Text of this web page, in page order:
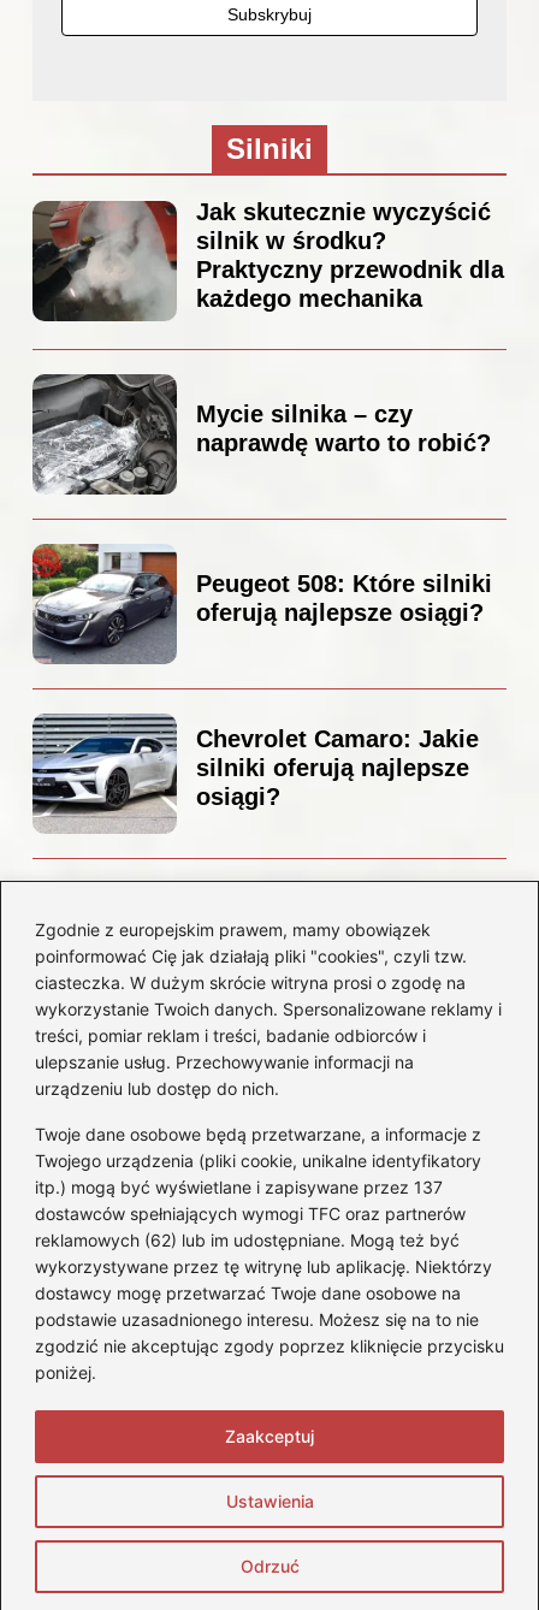
Zgodnie z europejskim prawem, mamy obowiązek
poinformować Cię jak działają pliki "cookies", czyli tzw.
ciasteczka. W dużym skrócie witryna prosi o zgodę na
wykorzystanie Twoich danych. Spersonalizowane reklamy i
treści, pomiar reklam i treści, badanie odbiorców i
ulepszanie usług. Przechowywanie informacji na
urządzeniu lub dostęp do nich.
Twoje dane osobowe będą przetwarzane, a informacje z
Twojego urządzenia (pliki cookie, unikalne identyfikatory
itp.) mogą być wyświetlane i zapisywane przez 137
dostawców spełniających wymogi TFC oraz partnerów
reklamowych (62) lub im udostępniane. Mogą też być
wykorzystywane przez tę witrynę lub aplikację. Niektórzy
dostawcy mogę przetwarzać Twoje dane osobowe na
podstawie uzasadnionego interesu. Możesz się na to nie
zgodzić nie akceptując zgody poprzez kliknięcie przycisku
poniżej.
Ustawienia
Odrzuć
Zaakceptuj
Silniki
Jak skutecznie wyczyścić
silnik w środku?
Praktyczny przewodnik dla
każdego mechanika
Mycie silnika – czy
naprawdę warto to robić?
Peugeot 508: Które silniki
oferują najlepsze osiągi?
Chevrolet Camaro: Jakie
silniki oferują najlepsze
osiągi?
Odkryj przyczyny i
rozwiązania dla Twojego
silnika
Kategorie
Akumulatory (85)
Benzyna i Diesel (80)
Motocykle(50)
Opony(77)
Prawo jazdy(65)
Quady(2)
Samochody(242)
Silniki(86)
Copyright © 2026 StopQuadom.pl
Prywatność
Zasady użytkowania
Napisz do nas